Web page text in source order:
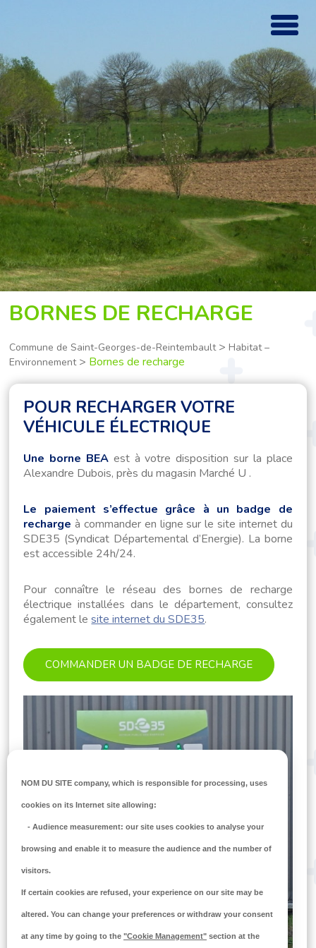
BORNES DE RECHARGE
Commune de Saint-Georges-de-Reintembault> Habitat –
Environnement> Bornes de recharge
POUR RECHARGER VOTRE
VÉHICULE ÉLECTRIQUE
Une borne BEA est à votre disposition sur la place
Alexandre Dubois, près du magasin Marché U .
Le paiement s’effectue grâce à un badge de
recharge à commander en ligne sur le site internet du
SDE35 (Syndicat Départemental d’Energie). La borne
est accessible 24h/24.
Pour connaître le réseau des bornes de recharge
électrique installées dans le département, consultez
également lesite internet du SDE35.
COMMANDER UN BADGE DE RECHARGE
NOM DU SITE company, which is responsible for processing, uses
cookies on its Internet site allowing:
- Audience measurement: our site uses cookies to analyse your
browsing and enable it to measure the audience and the number of
visitors.
If certain cookies are refused, your experience on our site may be
altered. You can change your preferences or withdraw your consent
at any time by going to the "Cookie Management" section at the